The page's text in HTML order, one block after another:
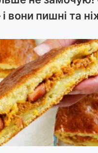
вони пишні та